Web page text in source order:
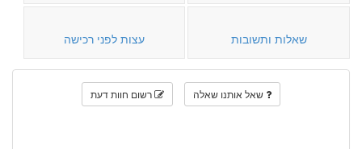
שאלות ותשובות עצות לפני רכישה
שאל אותנו שאלה רשום חוות דעת